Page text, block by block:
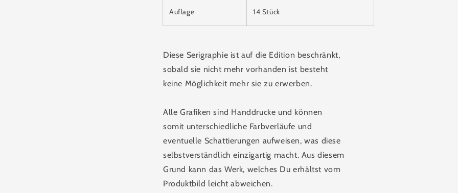
Auflage 14 Stück
Diese Serigraphie ist auf die Edition beschränkt,
sobald sie nicht mehr vorhanden ist besteht
keine Möglichkeit mehr sie zu erwerben.
Alle Grafiken sind Handdrucke und können
somit unterschiedliche Farbverläufe und
eventuelle Schattierungen aufweisen, was diese
selbstverständlich einzigartig macht. Aus diesem
Grund kann das Werk, welches Du erhältst vom
Produktbild leicht abweichen.